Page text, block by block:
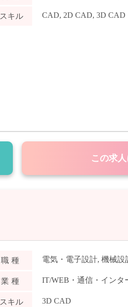
スキル CAD, 2D CAD, 3D CAD
この求
職種 電気・電子設計, 機械設
業種 IT/WEB・通信・インタ
スキル 3D CAD